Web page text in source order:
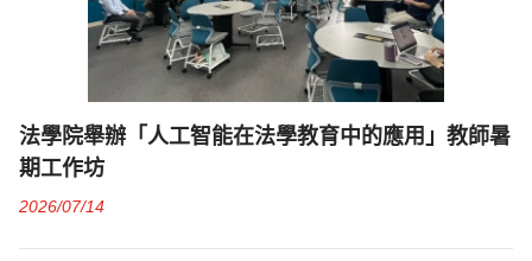
法學院舉辦「人工智能在法學教育中的應用」教師暑
期工作坊
2026/07/14